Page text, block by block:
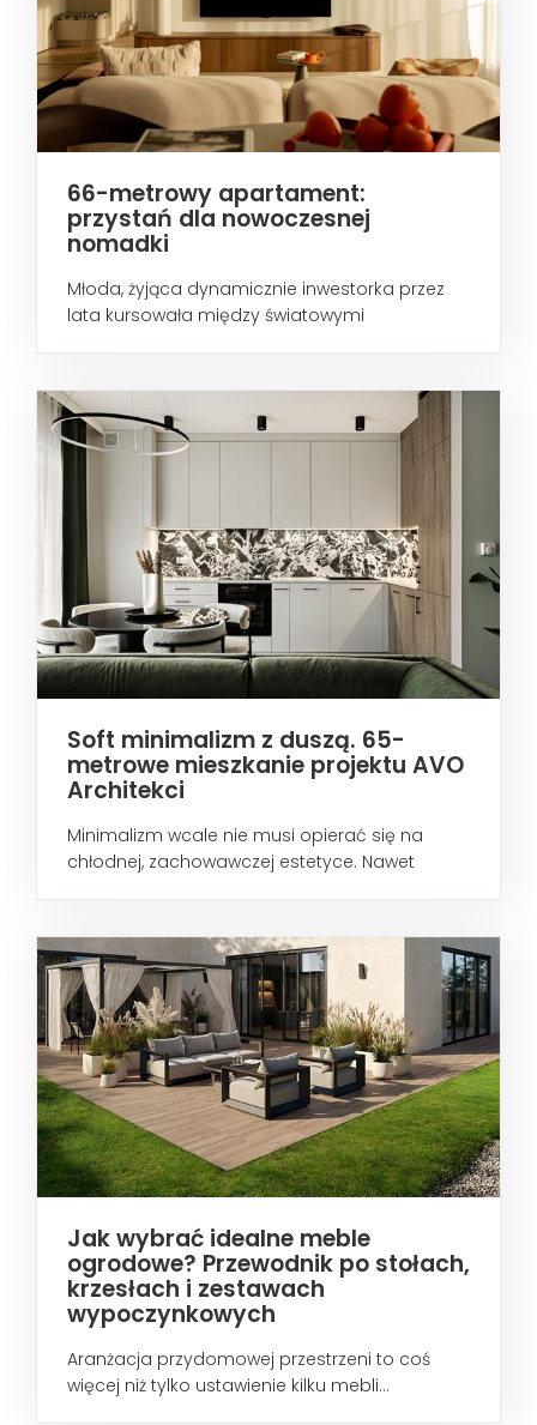
66-metrowy apartament:
przystań dla nowoczesnej
nomadki
Młoda, żyjąca dynamicznie inwestorka przez
lata kursowała między światowymi
Soft minimalizm z duszą. 65-
metrowe mieszkanie projektu AVO
Architekci
Minimalizm wcale nie musi opierać się na
chłodnej, zachowawczej estetyce. Nawet
Jak wybrać idealne meble
ogrodowe? Przewodnik po stołach,
krzesłach i zestawach
wypoczynkowych
Aranżacja przydomowej przestrzeni to coś
więcej niż tylko ustawienie kilku mebli...